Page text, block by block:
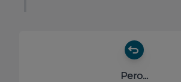
Pero...